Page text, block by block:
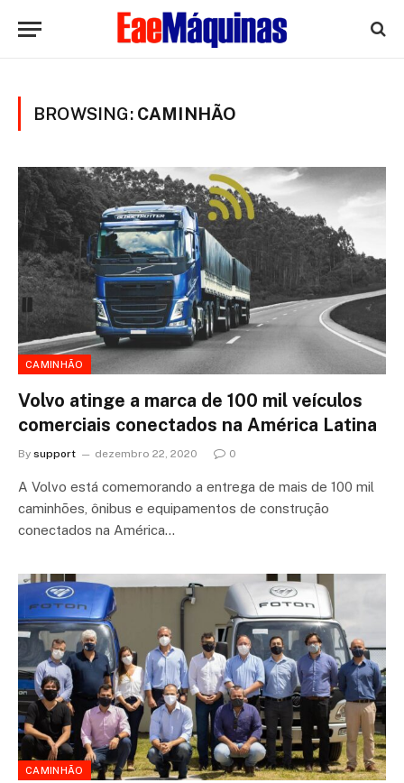
BROWSING: CAMINHÃO
CAMINHÃO
Volvo atinge a marca de 100 mil veículos
comerciais conectados na América Latina
By support dezembro 22, 2020 0
A Volvo está comemorando a entrega de mais de 100 mil
caminhões, ônibus e equipamentos de construção
conectados na América…
CAMINHÃO